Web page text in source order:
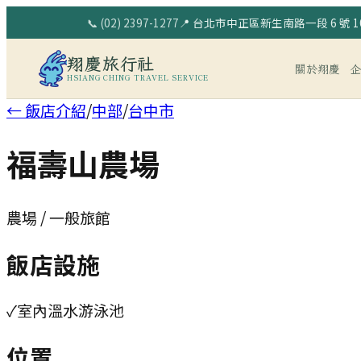
📞 (02) 2397-1277📍 台北市中正區新生南路一段 6 號
翔慶旅行社
HSIANG CHING TRAVEL SERVICE
關於翔慶
← 飯店介紹/中部/台中市
福壽山農場
農場 / 一般旅館
飯店設施
✓室內溫水游泳池